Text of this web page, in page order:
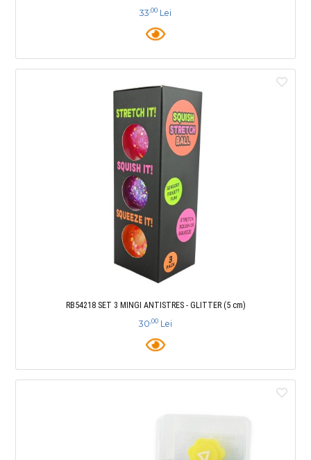
33,00 Lei
RB54218 SET 3 MINGI ANTISTRES - GLITTER (5 cm)
30 ,00 Lei